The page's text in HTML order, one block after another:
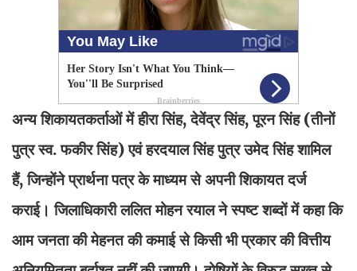
अन्य शिकायतकर्ताओं में हीरा सिंह, देवेंद्र सिंह, पूरन सिंह (तीनों
पुत्र स्व. फकीर सिंह) एवं हरदयाल सिंह पुत्र उमेद सिंह शामिल
हैं, जिन्होंने प्रार्थना पत्र के माध्यम से अपनी शिकायत दर्ज
कराई। जिलाधिकारी ललित मोहन रयाल ने स्पष्ट शब्दों में कहा कि
आम जनता की मेहनत की कमाई से किसी भी प्रकार की वित्तीय